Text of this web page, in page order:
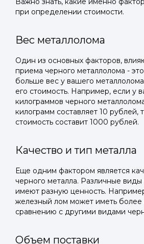
при определении стоимости.
Вес металлолома
Один из основных факторов,
приема черного металлолома -
больше вес у вашего
его стоимость. Например, если у
килограммов черного
килограмм составляет 10 рублей,
стоимость составит 1000 рублей.
Качество и тип металла
Еще одним фактором является
черного металла. Различные виды
имеют разную ценность.
железный лом может иметь
сравнению с другими видами
Объем поставки